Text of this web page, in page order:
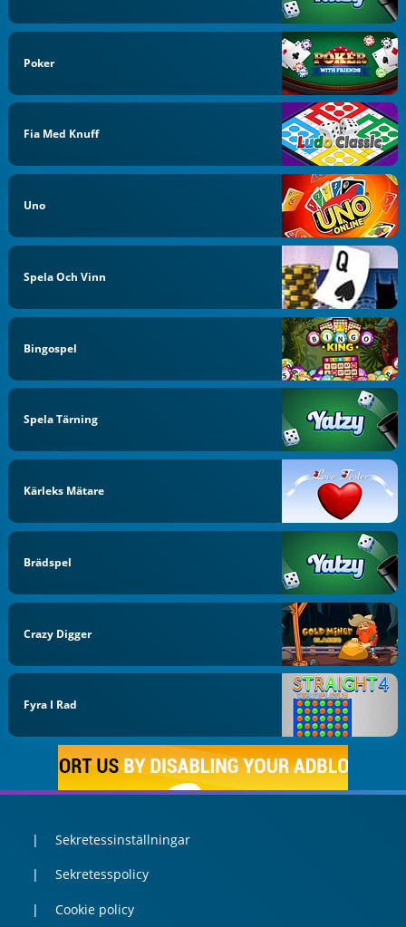
Poker
Fia Med Knuff
Uno
Spela Och Vinn
Bingospel
Spela Tärning
Kärleks Mätare
Brädspel
Crazy Digger
Fyra I Rad
Sekretessinställningar
Sekretesspolicy
Cookie policy